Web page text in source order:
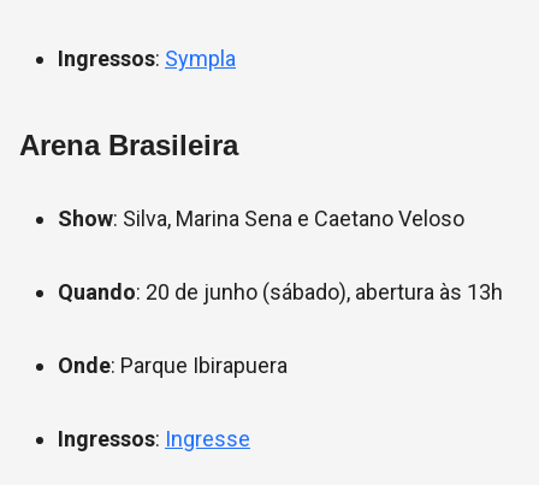
Ingressos: Sympla
Arena Brasileira
Show: Silva, Marina Sena e Caetano Veloso
Quando: 20 de junho (sábado), abertura às 13h
Onde: Parque Ibirapuera
Ingressos: Ingresse